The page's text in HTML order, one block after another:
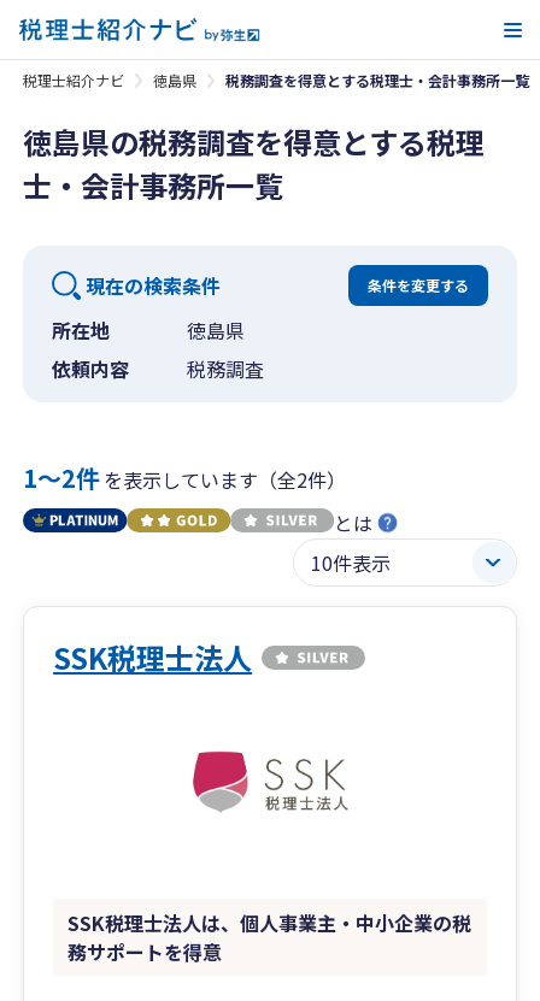
税理士紹介ナビ 徳島県 税務調査を得意とする税理士・会計事務所一覧
徳島県の税務調査を得意とする税理
士・会計事務所一覧
現在の検索条件 条件を変更する
所在地
徳島県
依頼内容
税務調査
1〜2件を表示しています（全2件）
とは
SSK税理士法人
SSK税理士法人は、個人事業主・中小企業の税
務サポートを得意